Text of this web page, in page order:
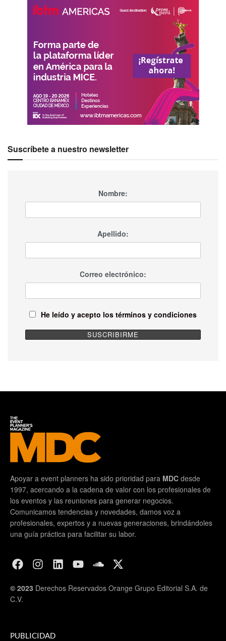
Suscríbete a nuestro newsletter
Nombre:
Apellido:
Correo electrónico:
He leído y acepto los términos y condiciones
Apoyar a event planners ha sido prioridad para MDC desde
1997, acercando a la cadena de valor con los profesionales de
los eventos y las reuniones para generar negocios.
Comunicamos tendencias y novedades, damos voz a
profesionales, expertos y a nuevas generaciones, brindándoles
una guía práctica para facilitar su labor.
© 2023 Derechos Reservados Orange Grupo Editorial S.A. de
C.V.
PUBLICIDAD